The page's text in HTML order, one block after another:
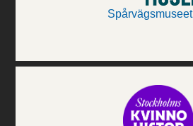
Spårvägsmuseet